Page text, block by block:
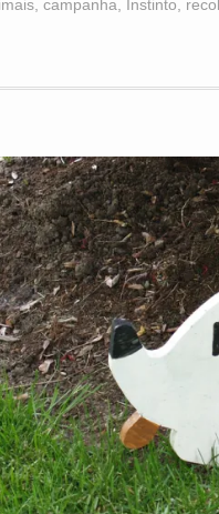
, campanha Instinto